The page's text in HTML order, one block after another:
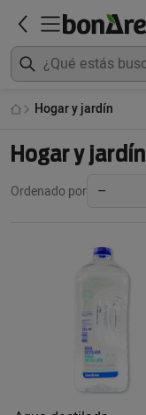
Hogar y jardín
Hogar y jardín
Ordenado por